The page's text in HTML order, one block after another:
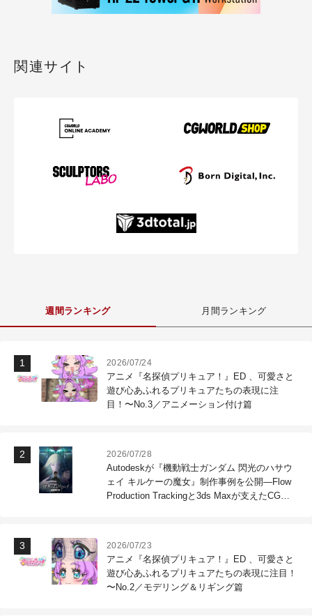
関連サイト
週間ランキング 月間ランキング
2026/07/24
アニメ『名探偵プリキュア！』ED 、可愛さと
遊び心あふれるプリキュアたちの表現に注
目！〜No.3／アニメーション付け篇
2026/07/28
Autodeskが『機動戦士ガンダム 閃光のハサウ
ェイ キルケーの魔女』制作事例を公開―Flow
Production Trackingと3ds Maxが支えたCG制
2026/07/23
アニメ『名探偵プリキュア！』ED 、可愛さと
遊び心あふれるプリキュアたちの表現に注目！
〜No.2／モデリング＆リギング篇